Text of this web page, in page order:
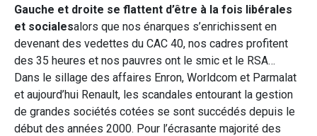
Gauche et droite se flattent d’être à la fois libérales
et socialesalors que nos énarques s’enrichissent en
devenant des vedettes du CAC 40, nos cadres profitent
des 35 heures et nos pauvres ont le smic et le RSA…
Dans le sillage des affaires Enron, Worldcom et Parmalat
et aujourd’hui Renault, les scandales entourant la gestion
de grandes sociétés cotées se sont succédés depuis le
début des années 2000. Pour l’écrasante majorité des